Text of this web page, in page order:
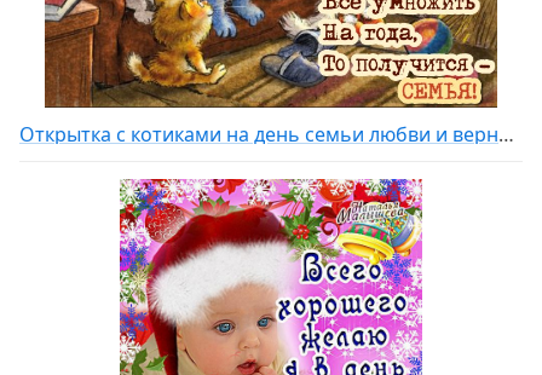
Открытка с котиками на день семьи любви и верности